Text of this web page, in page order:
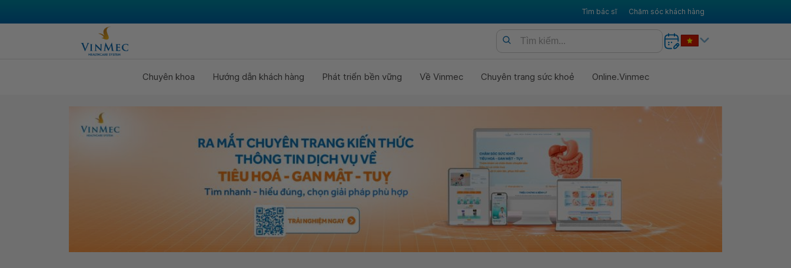
Tìm bác sĩ Chăm sóc khách hàng
Chuyên khoa Hướng dẫn khách hàng Phát triển bền vững Về Vinmec Chuyên trang sức khoẻ Online.Vinmec